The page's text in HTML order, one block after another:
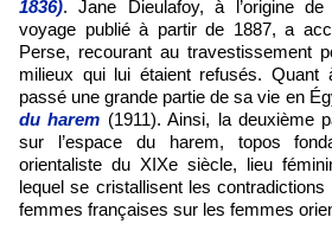
1836). Jane Dieulafoy, à l’origine
voyage publié à partir de 1887, a
Perse, recourant au travestissement
milieux qui lui étaient refusés. Quant
passé une grande partie de sa vie en
du harem (1911). Ainsi, la deuxième
sur l’espace du harem, topos
orientaliste du XIXe siècle, lieu
lequel se cristallisent les
femmes françaises sur les femmes